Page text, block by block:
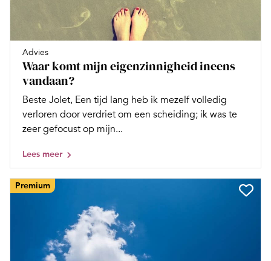
Advies
Waar komt mijn eigenzinnigheid ineens
vandaan?
Beste Jolet, Een tijd lang heb ik mezelf volledig
verloren door verdriet om een scheiding; ik was te
zeer gefocust op mijn...
Lees meer
Premium